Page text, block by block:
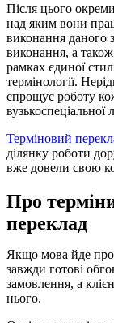
Після цього
над яким вони
виконання даного
виконання, а
рамках єдиної
термінології.
спрощує роботу
вузькоспеціальної
Терміновий
ділянку роботи
вже довели свою
Про
переклад
Якщо мова йде про
завжди готові
замовлення, а
нього.